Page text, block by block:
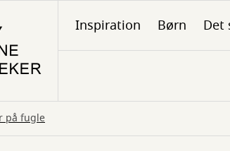
Inspiration Børn Det
på fugle